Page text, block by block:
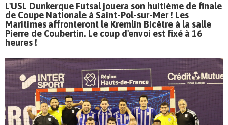
L'USL Dunkerque Futsal jouera son huitième de finale
de Coupe Nationale à Saint-Pol-sur-Mer ! Les
Maritimes affronteront le Kremlin Bicêtre à la salle
Pierre de Coubertin. Le coup d'envoi est fixé à 16
heures !